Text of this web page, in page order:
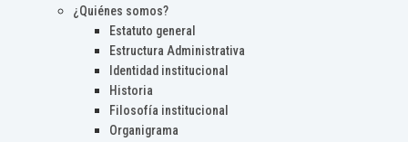
¿Quiénes somos?
Estatuto general
Estructura Administrativa
Identidad institucional
Historia
Filosofía institucional
Organigrama